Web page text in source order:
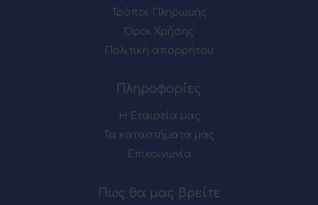
Τρόποι Πληρωμής
Όροι Χρήσης
Πολιτική απορρήτου
Πληροφορίες
Η Εταιρεία μας
Τα καταστήματα μας
Επικοινωνία
Πως θα μας βρείτε